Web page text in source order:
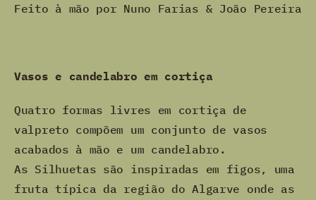
Feito à mão por Nuno Farias & João Pereira
Vasos e candelabro em cortiça
Quatro formas livres em cortiça de
valpreto compõem um conjunto de vasos
acabados à mão e um candelabro.
As Silhuetas são inspiradas em figos, uma
fruta típica da região do Algarve onde as